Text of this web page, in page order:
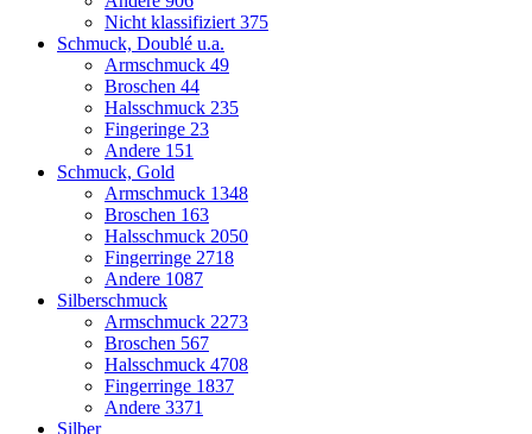
Nicht klassifiziert 375
Schmuck, Doublé u.a.
Armschmuck 49
Broschen 44
Halsschmuck 235
Fingeringe 23
Andere 151
Schmuck, Gold
Armschmuck 1348
Broschen 163
Halsschmuck 2050
Fingerringe 2718
Andere 1087
Silberschmuck
Armschmuck 2273
Broschen 567
Halsschmuck 4708
Fingerringe 1837
Andere 3371
Silber